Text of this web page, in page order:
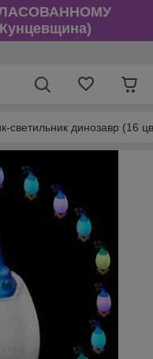
светильник динозавр (16